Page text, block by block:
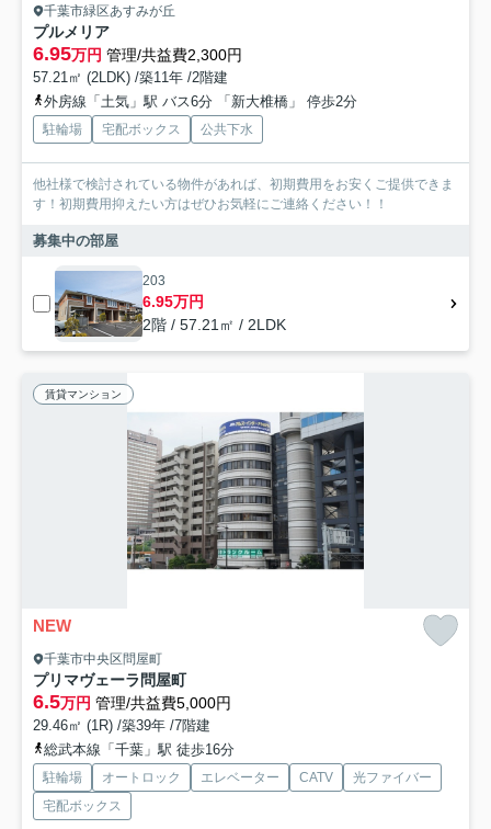
千葉市緑区あすみが丘
プルメリア
6.95万円 管理/共益費2,300円
57.21㎡ (2LDK) /築11年 /2階建
外房線「土気」駅 バス6分 「新大椎橋」 停歩2分
駐輪場 宅配ボックス 公共下水
他社様で検討されている物件があれば、初期費用をお安くご提供できま
す！初期費用抑えたい方はぜひお気軽にご連絡ください！！
募集中の部屋
203
6.95万円
2階 / 57.21㎡ / 2LDK
賃貸マンション
NEW
千葉市中央区問屋町
プリマヴェーラ問屋町
6.5万円 管理/共益費5,000円
29.46㎡ (1R) /築39年 /7階建
総武本線「千葉」駅 徒歩16分
駐輪場 オートロック エレベーター CATV
光ファイバー
宅配ボックス